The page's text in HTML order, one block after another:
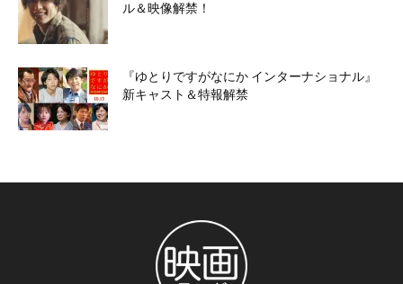
ル＆映像解禁！
『ゆとりですがなにか インターナショナル』
新キャスト＆特報解禁